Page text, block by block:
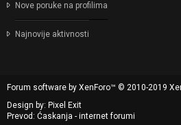
Nove poruke na profilima
Najnovije aktivnosti
Forum software by XenForo™ © 2010-2019
Design by: Pixel Exit
Prevod: Ćaskanja - internet forumi